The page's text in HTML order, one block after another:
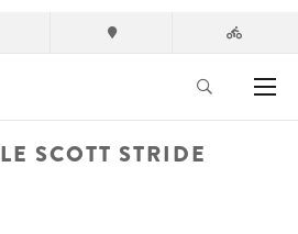
SCOTT STRIDE